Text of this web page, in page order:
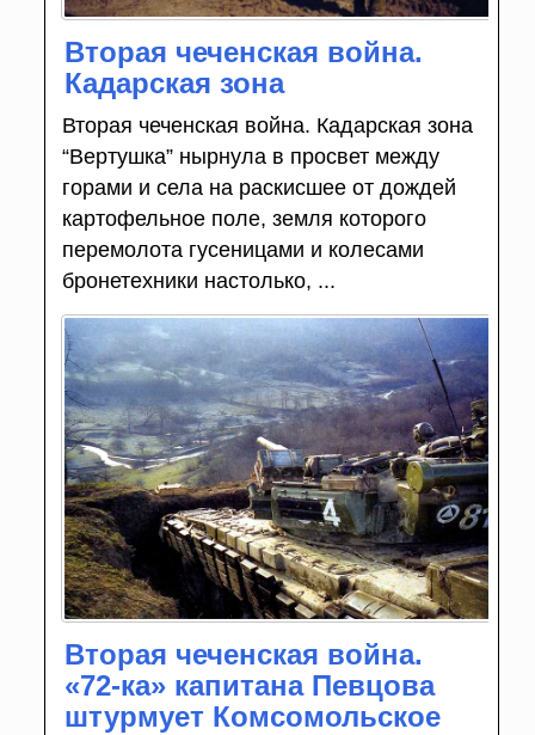
Вторая чеченская война.
Кадарская зона
Вторая чеченская война. Кадарская зона
“Вертушка” нырнула в просвет между
горами и села на раскисшее от дождей
картофельное поле, земля которого
перемолота гусеницами и колесами
бронетехники настолько, ...
Вторая чеченская война.
«72-ка» капитана Певцова
штурмует Комсомольское